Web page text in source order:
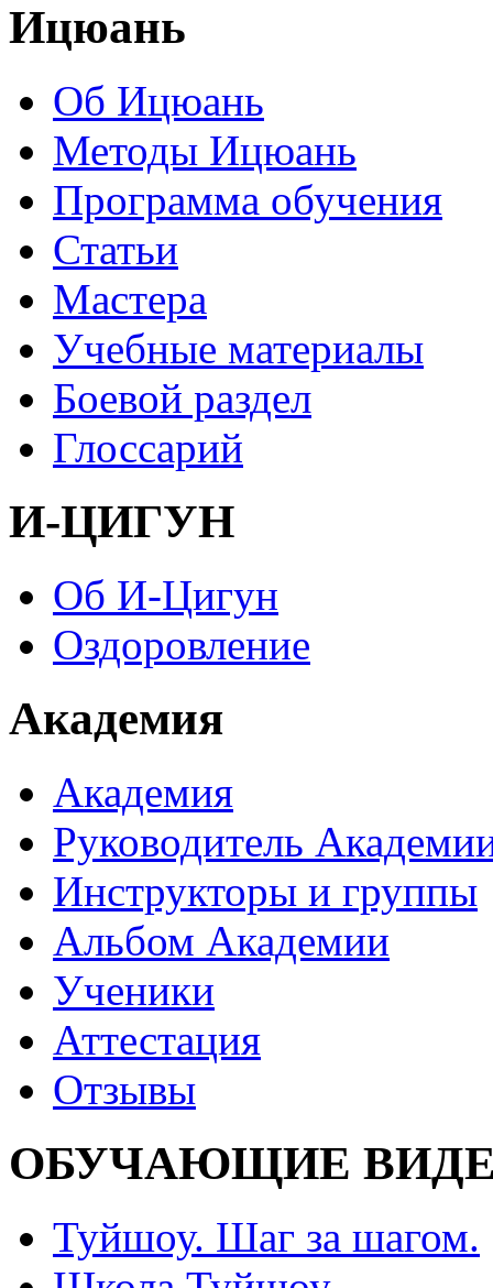
Ицюань
Об Ицюань
Методы Ицюань
Программа обучения
Статьи
Мастера
Учебные материалы
Боевой раздел
Глоссарий
И-ЦИГУН
Об И-Цигун
Оздоровление
Академия
Академия
Руководитель
Инструкторы и группы
Альбом Академии
Ученики
Аттестация
Отзывы
ОБУЧАЮЩИЕ
Туйшоу. Шаг за шагом.